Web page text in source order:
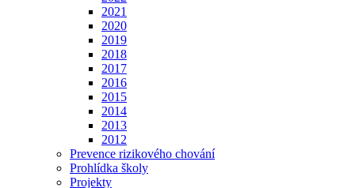
2021
2020
2019
2018
2017
2016
2015
2014
2013
2012
Prevence rizikového chování
Prohlídka školy
Projekty